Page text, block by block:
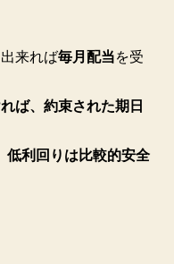
来れば毎月配当を受
ば、約束された期日
低利回りは比較的安全